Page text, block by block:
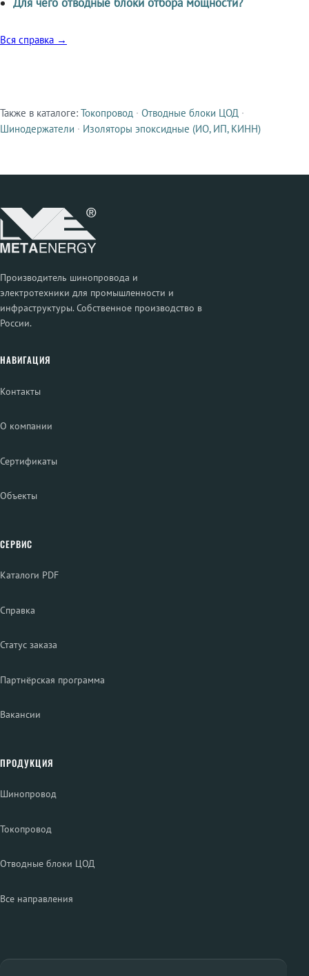
Вся справка →
Смежные продукты
Также в каталоге: Токопровод · Отводные блоки ЦОД ·
Шинодержатели · Изоляторы эпоксидные (ИО, ИП, КИНН)
Производитель шинопровода и
электротехники для промышленности и
инфраструктуры. Собственное производство в
России.
НАВИГАЦИЯ
Контакты
О компании
Сертификаты
Объекты
СЕРВИС
Каталоги PDF
Справка
Статус заказа
Партнёрская программа
Вакансии
ПРОДУКЦИЯ
Шинопровод
Токопровод
Отводные блоки ЦОД
Все направления